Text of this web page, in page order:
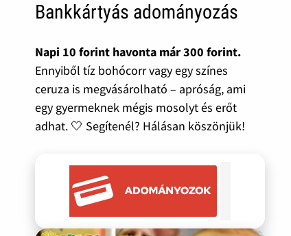
Bankkártyás adományozás
Napi 10 forint havonta már 300 forint.
Ennyiből tíz bohócorr vagy egy színes
ceruza is megvásárolható – apróság, ami
egy gyermeknek mégis mosolyt és erőt
adhat. 🤍 Segítenél? Hálásan köszönjük!